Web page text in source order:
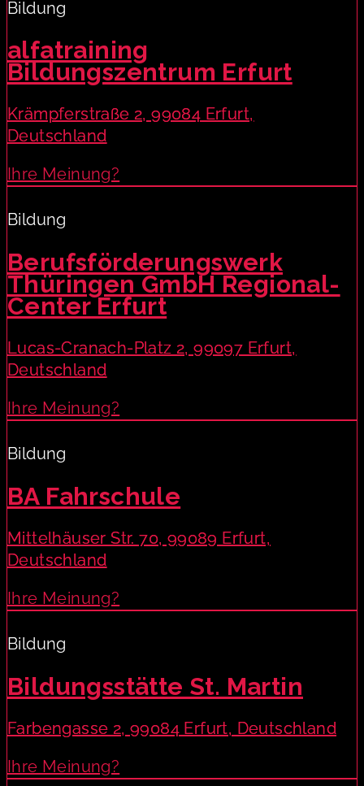
Bildung
alfatraining
Bildungszentrum Erfurt
Krämpferstraße 2, 99084 Erfurt,
Deutschland
Ihre Meinung?
Bildung
Berufsförderungswerk
Thüringen GmbH Regional-
Center Erfurt
Lucas-Cranach-Platz 2, 99097 Erfurt,
Deutschland
Ihre Meinung?
Bildung
BA Fahrschule
Mittelhäuser Str. 70, 99089 Erfurt,
Deutschland
Ihre Meinung?
Bildung
Bildungsstätte St. Martin
Farbengasse 2, 99084 Erfurt, Deutschland
Ihre Meinung?